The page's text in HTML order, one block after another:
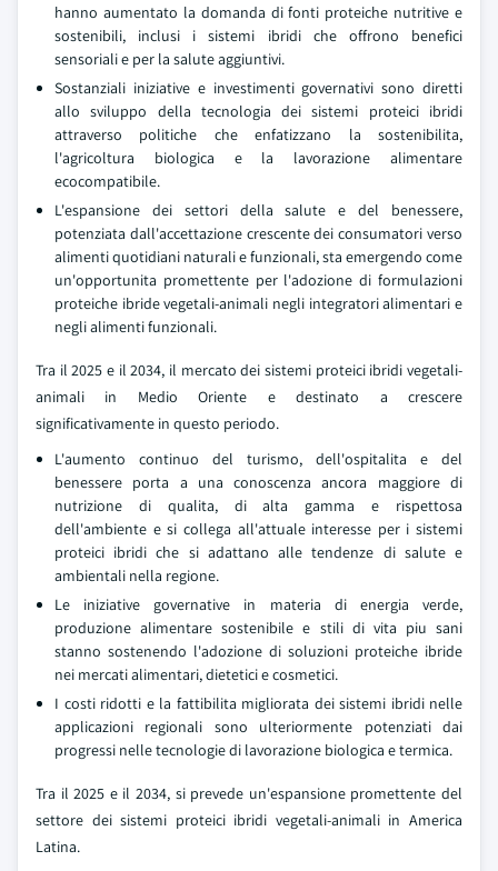
hanno aumentato la domanda di fonti proteiche nutritive e
sostenibili, inclusi i sistemi ibridi che offrono benefici
sensoriali e per la salute aggiuntivi.
Sostanziali iniziative e investimenti governativi sono diretti
allo sviluppo della tecnologia dei sistemi proteici ibridi
attraverso politiche che enfatizzano la sostenibilita,
l'agricoltura biologica e la lavorazione alimentare
ecocompatibile.
L'espansione dei settori della salute e del benessere,
potenziata dall'accettazione crescente dei consumatori verso
alimenti quotidiani naturali e funzionali, sta emergendo come
un'opportunita promettente per l'adozione di formulazioni
proteiche ibride vegetali-animali negli integratori alimentari e
negli alimenti funzionali.
Tra il 2025 e il 2034, il mercato dei sistemi proteici ibridi vegetali-
animali in Medio Oriente e destinato a crescere
significativamente in questo periodo.
L'aumento continuo del turismo, dell'ospitalita e del
benessere porta a una conoscenza ancora maggiore di
nutrizione di qualita, di alta gamma e rispettosa
dell'ambiente e si collega all'attuale interesse per i sistemi
proteici ibridi che si adattano alle tendenze di salute e
ambientali nella regione.
Le iniziative governative in materia di energia verde,
produzione alimentare sostenibile e stili di vita piu sani
stanno sostenendo l'adozione di soluzioni proteiche ibride
nei mercati alimentari, dietetici e cosmetici.
I costi ridotti e la fattibilita migliorata dei sistemi ibridi nelle
applicazioni regionali sono ulteriormente potenziati dai
progressi nelle tecnologie di lavorazione biologica e termica.
Tra il 2025 e il 2034, si prevede un'espansione promettente del
settore dei sistemi proteici ibridi vegetali-animali in America
Latina.